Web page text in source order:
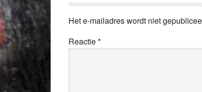
Het e-mailadres wordt niet
Reactie*